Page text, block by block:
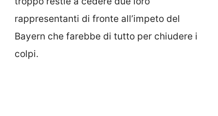
rappresentanti di fronte all’impeto del
Bayern che farebbe di tutto per chiudere i
colpi.